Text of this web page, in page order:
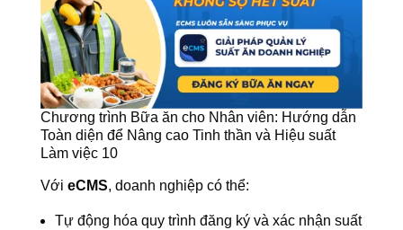
Chương trình Bữa ăn cho Nhân viên: Hướng dẫn
Toàn diện để Nâng cao Tinh thần và Hiệu suất
Làm việc 10
Với eCMS, doanh nghiệp có thể:
Tự động hóa quy trình đăng ký và xác nhận suất